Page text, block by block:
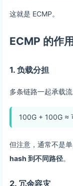
这就是 ECMP。
ECMP 的作用
1. 负载分担
多条链路一起承载
100G + 100G ≈
但注意，通常不是
hash 到不同路径。
2. 冗余容灾